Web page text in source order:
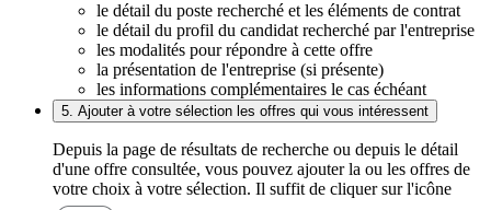
le détail du poste recherché et les éléments de contrat
le détail du profil du candidat recherché par l'entreprise
les modalités pour répondre à cette offre
la présentation de l'entreprise (si présente)
les informations complémentaires le cas échéant
5. Ajouter à votre sélection les offres qui vous intéressent
Depuis la page de résultats de recherche ou depuis le détail
d'une offre consultée, vous pouvez ajouter la ou les offres de
votre choix à votre sélection. Il suffit de cliquer sur l'icône